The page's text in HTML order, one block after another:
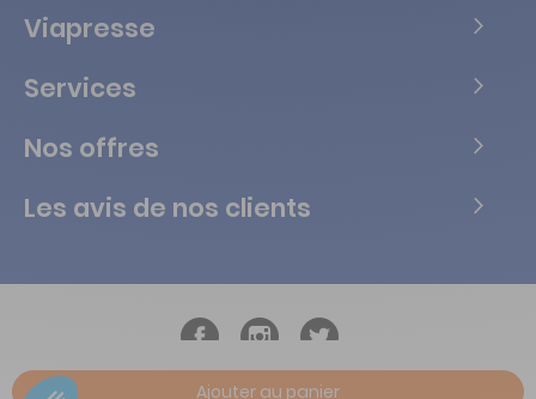
Ajouter au panier
Viapresse
Services
Nos offres
Les avis de nos clients